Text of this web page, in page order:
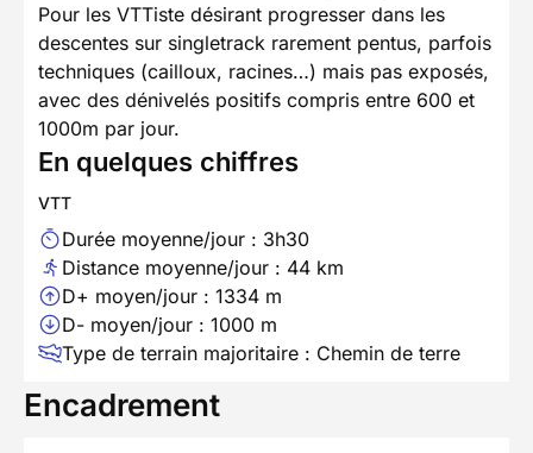
Pour les VTTiste désirant progresser dans les
descentes sur singletrack rarement pentus, parfois
techniques (cailloux, racines…) mais pas exposés,
avec des dénivelés positifs compris entre 600 et
1000m par jour.
En quelques chiffres
VTT
Durée moyenne/jour : 3h30
Distance moyenne/jour : 44 km
D+ moyen/jour : 1334 m
D- moyen/jour : 1000 m
Type de terrain majoritaire : Chemin de terre
Encadrement